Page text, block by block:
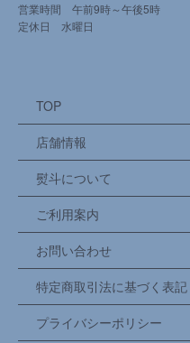
営業時間 午前9時～午後5時
定休日 水曜日
TOP
店舗情報
熨斗について
ご利用案内
お問い合わせ
特定商取引法に基づく表記
プライバシーポリシー